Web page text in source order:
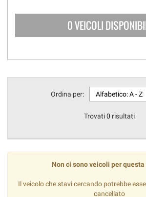
0 VEICOLI
Ordina per:
Trovati0 risultati
Non ci sono veicoli per
Il veicolo che stavi cercando potrebbe
cancellato